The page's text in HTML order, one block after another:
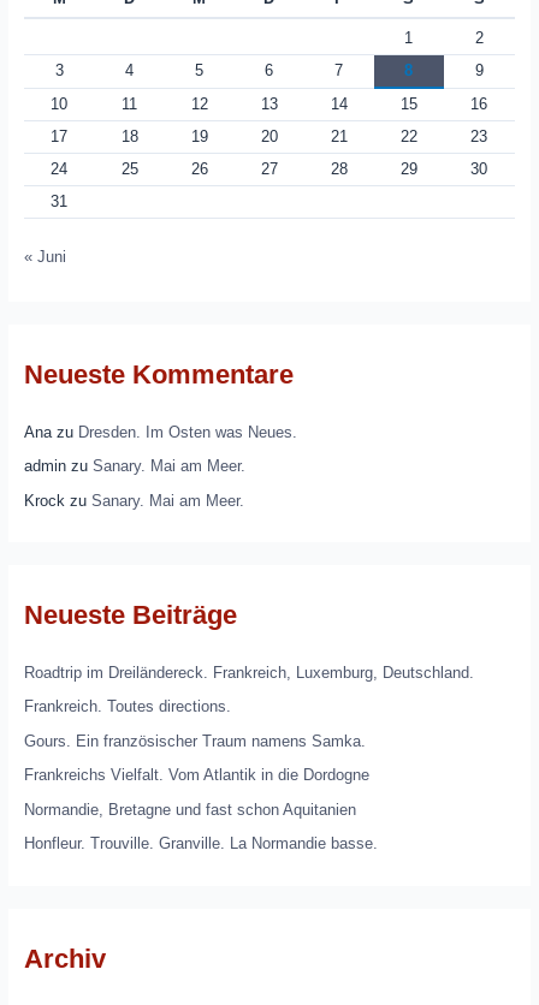
1
2
3
4 5 6 7 8
9
10
11 12 13 14 15
16
17
18 19 20 21 22
23
24
25 26 27 28 29
30
31
« Juni
Neueste Kommentare
Anazu Dresden. Im Osten was Neues.
adminzu Sanary. Mai am Meer.
Krock zu Sanary. Mai am Meer.
Neueste Beiträge
Roadtrip im Dreiländereck. Frankreich, Luxemburg, Deutschland.
Frankreich. Toutes directions.
Gours. Ein französischer Traum namens Samka.
Frankreichs Vielfalt. Vom Atlantik in die Dordogne
Normandie, Bretagne und fast schon Aquitanien
Honfleur. Trouville. Granville. La Normandie basse.
Archiv